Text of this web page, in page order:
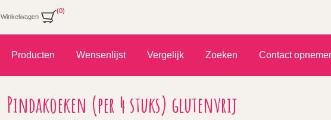
Winkelwagen
(0)
Producten Wensenlijst Vergelijk Zoeken Contact
Pindakoeken (per 4 stuks) glutenvrij